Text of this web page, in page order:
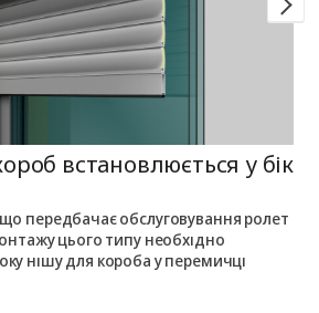
встановлюється у бік
передбачає обслуговування ролет
цього типу необхідно
нішу для короба у перемичці